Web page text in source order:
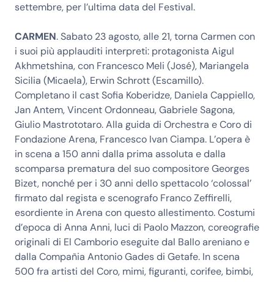
settembre, per l’ultima data del Festival.
CARMEN. Sabato 23 agosto, alle 21, torna Carmen con
i suoi più applauditi interpreti: protagonista Aigul
Akhmetshina, con Francesco Meli (José), Mariangela
Sicilia (Micaela), Erwin Schrott (Escamillo).
Completano il cast Sofia Koberidze, Daniela Cappiello,
Jan Antem, Vincent Ordonneau, Gabriele Sagona,
Giulio Mastrototaro. Alla guida di Orchestra e Coro di
Fondazione Arena, Francesco Ivan Ciampa. L’opera è
in scena a 150 anni dalla prima assoluta e dalla
scomparsa prematura del suo compositore Georges
Bizet, nonché per i 30 anni dello spettacolo ‘colossal’
firmato dal regista e scenografo Franco Zeffirelli,
esordiente in Arena con questo allestimento. Costumi
d’epoca di Anna Anni, luci di Paolo Mazzon, coreografie
originali di El Camborio eseguite dal Ballo areniano e
dalla Compañia Antonio Gades di Getafe. In scena
500 fra artisti del Coro, mimi, figuranti, corifee, bimbi,